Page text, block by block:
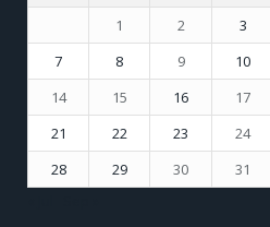
1
2 3
7
8 9 10
14
15 16 17
21
22 23 24
28
29 30
31